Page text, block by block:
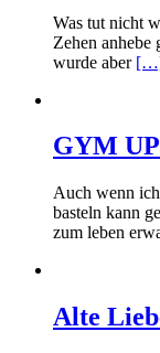
Was tut nicht
Zehen anhebe
wurde aber
GYM
Auch wenn
basteln kann
zum leben
Alte